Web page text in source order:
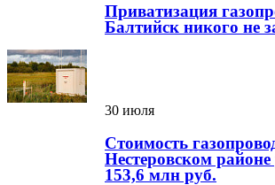
Приватизация
Балтийск никого не
30 июля
Стоимость
Нестеровском
153,6 млн руб.